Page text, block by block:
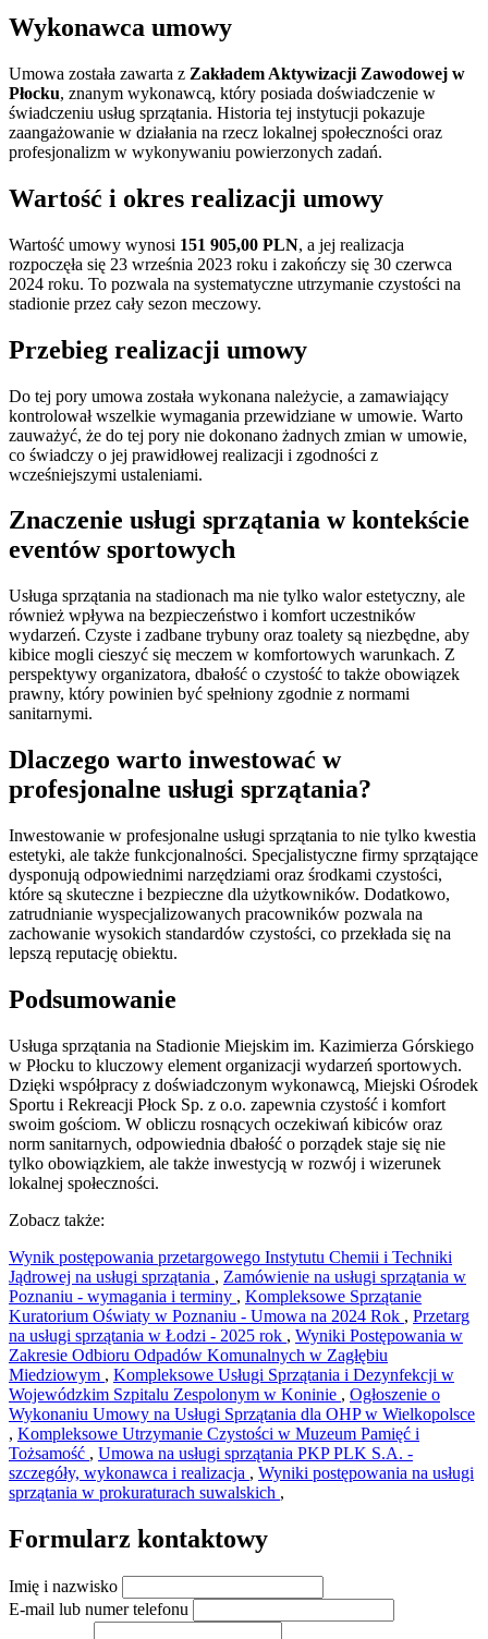
Wykonawca umowy
Umowa została zawarta z Zakładem Aktywizacji Zawodowej w
Płocku, znanym wykonawcą, który posiada doświadczenie w
świadczeniu usług sprzątania. Historia tej instytucji pokazuje
zaangażowanie w działania na rzecz lokalnej społeczności oraz
profesjonalizm w wykonywaniu powierzonych zadań.
Wartość i okres realizacji umowy
Wartość umowy wynosi 151 905,00 PLN, a jej realizacja
rozpoczęła się 23 września 2023 roku i zakończy się 30 czerwca
2024 roku. To pozwala na systematyczne utrzymanie czystości na
stadionie przez cały sezon meczowy.
Przebieg realizacji umowy
Do tej pory umowa została wykonana należycie, a zamawiający
kontrolował wszelkie wymagania przewidziane w umowie. Warto
zauważyć, że do tej pory nie dokonano żadnych zmian w umowie,
co świadczy o jej prawidłowej realizacji i zgodności z
wcześniejszymi ustaleniami.
Znaczenie usługi sprzątania w kontekście
eventów sportowych
Usługa sprzątania na stadionach ma nie tylko walor estetyczny, ale
również wpływa na bezpieczeństwo i komfort uczestników
wydarzeń. Czyste i zadbane trybuny oraz toalety są niezbędne, aby
kibice mogli cieszyć się meczem w komfortowych warunkach. Z
perspektywy organizatora, dbałość o czystość to także obowiązek
prawny, który powinien być spełniony zgodnie z normami
sanitarnymi.
Dlaczego warto inwestować w
profesjonalne usługi sprzątania?
Inwestowanie w profesjonalne usługi sprzątania to nie tylko kwestia
estetyki, ale także funkcjonalności. Specjalistyczne firmy sprzątające
dysponują odpowiednimi narzędziami oraz środkami czystości,
które są skuteczne i bezpieczne dla użytkowników. Dodatkowo,
zatrudnianie wyspecjalizowanych pracowników pozwala na
zachowanie wysokich standardów czystości, co przekłada się na
lepszą reputację obiektu.
Podsumowanie
Usługa sprzątania na Stadionie Miejskim im. Kazimierza Górskiego
w Płocku to kluczowy element organizacji wydarzeń sportowych.
Dzięki współpracy z doświadczonym wykonawcą, Miejski Ośrodek
Sportu i Rekreacji Płock Sp. z o.o. zapewnia czystość i komfort
swoim gościom. W obliczu rosnących oczekiwań kibiców oraz
norm sanitarnych, odpowiednia dbałość o porządek staje się nie
tylko obowiązkiem, ale także inwestycją w rozwój i wizerunek
lokalnej społeczności.
Zobacz także:
Wynik postępowania przetargowego Instytutu Chemii i Techniki
Jądrowej na usługi sprzątania , Zamówienie na usługi sprzątania w
Poznaniu - wymagania i terminy , Kompleksowe Sprzątanie
Kuratorium Oświaty w Poznaniu - Umowa na 2024 Rok , Przetarg
na usługi sprzątania w Łodzi - 2025 rok , Wyniki Postępowania w
Zakresie Odbioru Odpadów Komunalnych w Zagłębiu
Miedziowym , Kompleksowe Usługi Sprzątania i Dezynfekcji w
Wojewódzkim Szpitalu Zespolonym w Koninie , Ogłoszenie o
Wykonaniu Umowy na Usługi Sprzątania dla OHP w Wielkopolsce
, Kompleksowe Utrzymanie Czystości w Muzeum Pamięć i
Tożsamość , Umowa na usługi sprzątania PKP PLK S.A. -
szczegóły, wykonawca i realizacja , Wyniki postępowania na usługi
sprzątania w prokuraturach suwalskich ,
Formularz kontaktowy
Imię i nazwisko
E-mail lub numer telefonu